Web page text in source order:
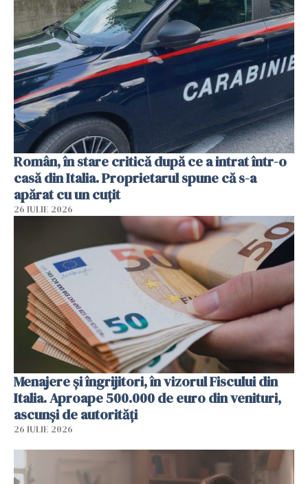
Român, în stare critică după ce a intrat într-o
casă din Italia. Proprietarul spune că s-a
apărat cu un cuțit
26 IULIE 2026
Menajere și îngrijitori, în vizorul Fiscului din
Italia. Aproape 500.000 de euro din venituri,
ascunși de autorități
26 IULIE 2026